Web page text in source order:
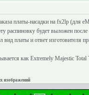
платы-насадки на fx2lp (для
распиновку будет выложен
вид платы и ответ изготовителя
как Extremely Majestic Total
изображений